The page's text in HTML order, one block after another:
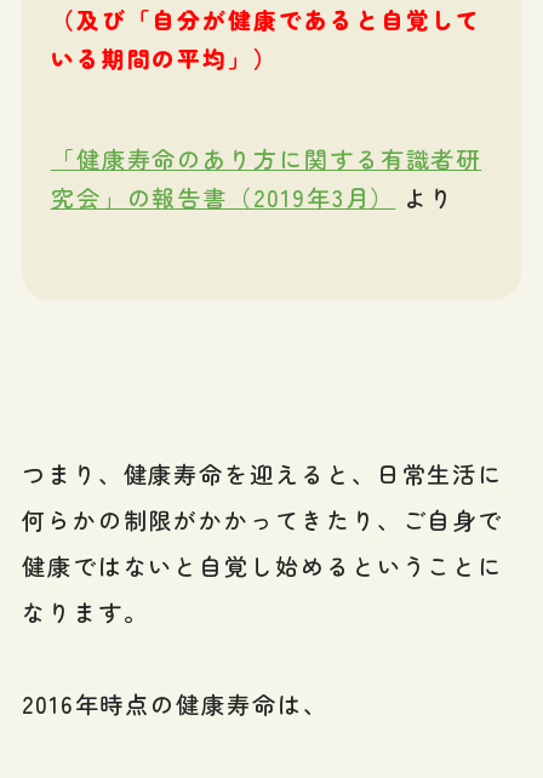
（及び「自分が健康であると自覚して
いる期間の平均」）
「健康寿命のあり方に関する有識者研
究会」の報告書（2019年3月）
より
つまり、健康寿命を迎えると、日常生活に
何らかの制限がかかってきたり、ご自身で
健康ではないと自覚し始めるということに
なります。
2016年時点の健康寿命は、